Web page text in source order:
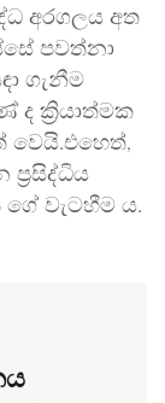
අරගලය අත
පවත්නා
ගැනීම
ද ක්‍රියාත්මක
වෙයි.එහෙත්,
වැටහීම ය.